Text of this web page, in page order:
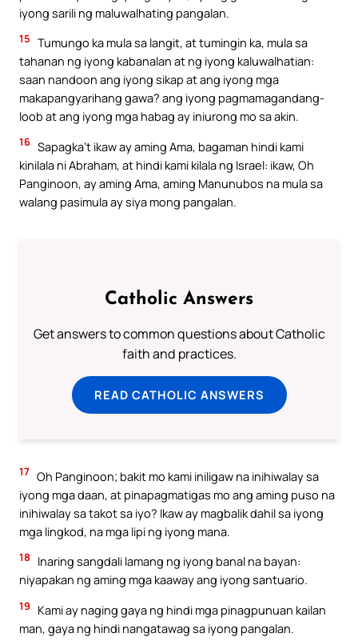
iyong sarili ng maluwalhating pangalan.
15 Tumungo ka mula sa langit, at tumingin ka, mula sa
tahanan ng iyong kabanalan at ng iyong kaluwalhatian:
saan nandoon ang iyong sikap at ang iyong mga
makapangyarihang gawa? ang iyong pagmamagandang-
loob at ang iyong mga habag ay iniurong mo sa akin.
16 Sapagka’t ikaw ay aming Ama, bagaman hindi kami
kinilala ni Abraham, at hindi kami kilala ng Israel: ikaw, Oh
Panginoon, ay aming Ama, aming Manunubos na mula sa
walang pasimula ay siya mong pangalan.
Catholic Answers
Get answers to common questions about Catholic
faith and practices.
READ CATHOLIC ANSWERS
17 Oh Panginoon; bakit mo kami iniligaw na inihiwalay sa
iyong mga daan, at pinapagmatigas mo ang aming puso na
inihiwalay sa takot sa iyo? Ikaw ay magbalik dahil sa iyong
mga lingkod, na mga lipi ng iyong mana.
18
Inaring sangdali lamang ng iyong banal na bayan:
niyapakan ng aming mga kaaway ang iyong santuario.
19
Kami ay naging gaya ng hindi mga pinagpunuan kailan
man, gaya ng hindi nangatawag sa iyong pangalan.